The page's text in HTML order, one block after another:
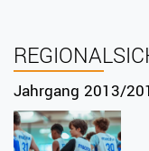
Jahrgang 2013/